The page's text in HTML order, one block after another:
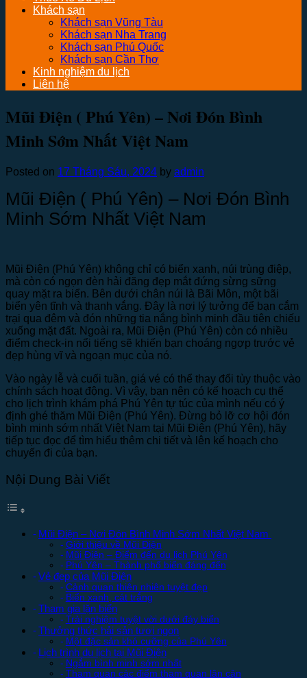
Khách sạn
Khách sạn Vũng Tàu
Khách sạn Nha Trang
Khách sạn Phú Quốc
Khách sạn Cần Thơ
Kinh nghiệm du lịch
Liên hệ
Mũi Điện ( Phú Yên) – Nơi Đón Bình
Minh Sớm Nhất Việt Nam
Posted on 17 Tháng Sáu, 2024 by admin
Mũi Điện ( Phú Yên) – Nơi Đón Bình
Minh Sớm Nhất Việt Nam
Mũi Điện (Phú Yên) không chỉ có biển xanh, núi trùng điệp,
mà còn có ngọn đèn hải đăng đẹp mắt đứng sừng sững
quay mặt ra biển. Bên dưới chân núi là Bãi Môn, một bãi
biển yên tĩnh và thanh vắng. Đây là nơi lý tưởng để bạn cắm
trại qua đêm và đón những tia nắng bình minh đầu tiên chiếu
xuống mặt đất. Ngoài ra, Mũi Điện (Phú Yên) còn có nhiều
điểm check-in nổi tiếng sẽ khiến bạn choáng ngợp trước vẻ
đẹp hùng vĩ và ngoạn mục của nó.
Vào ngày lễ và cuối tuần, giá vé có thể thay đổi tùy thuộc vào
chính sách hoạt động. Vì vậy, bạn nên có kế hoạch cụ thể
cho lịch trình khám phá Phú Yên tự túc của mình nếu có ý
định ghé thăm Mũi Điện (Phú Yên). Đừng bỏ lỡ cơ hội đón
bình minh sớm nhất Việt Nam tại Mũi Điện (Phú Yên), hãy
tiếp tục đọc để tìm hiểu thêm chi tiết và lên kế hoạch cho
chuyến đi của bạn.
Nội Dung Bài Viết
Mũi Điện – Nơi Đón Bình Minh Sớm Nhất Việt Nam
Giới thiệu về Mũi Điện
Mũi Điện – Điểm đến du lịch Phú Yên
Phú Yên – Thành phố biển đáng đến
Vẻ đẹp của Mũi Điện
Cảnh quan thiên nhiên tuyệt đẹp
Biển xanh, cát trắng
Tham gia lặn biển
Trải nghiệm tuyệt vời dưới đáy biển
Thưởng thức hải sản tươi ngon
Một đặc sản khó cưỡng của Phú Yên
Lịch trình du lịch tại Mũi Điện
Ngắm bình minh sớm nhất
Tham quan các điểm tham quan lân cận